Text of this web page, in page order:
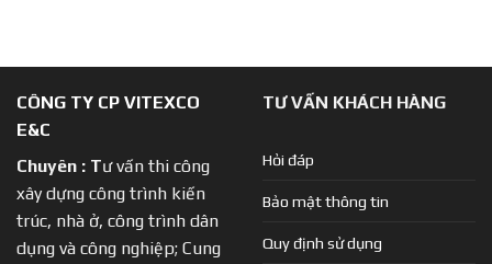
CÔNG TY CP VITEXCO
E&C
Chuyên : Tư vấn thi công
xây dựng công trình kiến
trúc, nhà ở, công trình dân
dụng và công nghiệp; Cung
TƯ VẤN KHÁCH HÀNG
Hỏi đáp
Bảo mật thông tin
Quy định sử dụng